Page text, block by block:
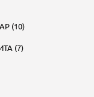
(10)
(7)